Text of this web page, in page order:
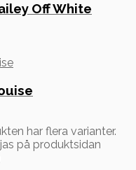
Off White
har flera varianter.
på produktsidan